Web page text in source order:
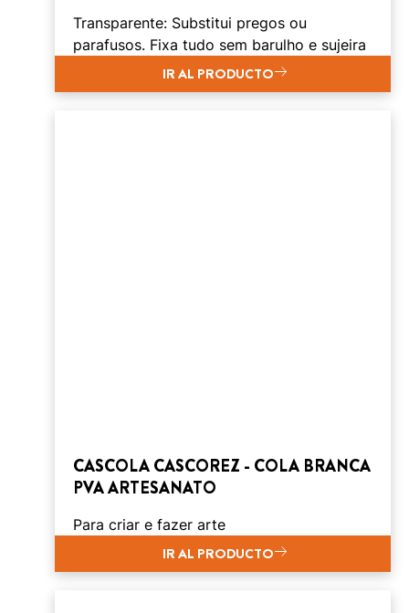
Transparente: Substitui pregos ou
parafusos. Fixa tudo sem barulho e sujeira
IR AL PRODUCTO
CASCOLA CASCOREZ - COLA BRANCA
PVA ARTESANATO
Para criar e fazer arte
IR AL PRODUCTO